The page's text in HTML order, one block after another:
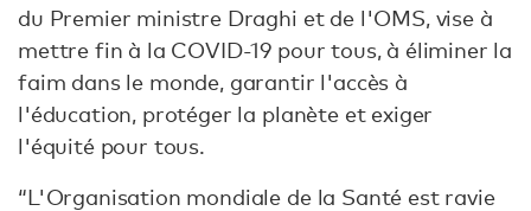
du Premier ministre Draghi et de l'OMS, vise à
mettre fin à la COVID-19 pour tous, à éliminer la
faim dans le monde, garantir l'accès à
l'éducation, protéger la planète et exiger
l'équité pour tous.
“L'Organisation mondiale de la Santé est ravie